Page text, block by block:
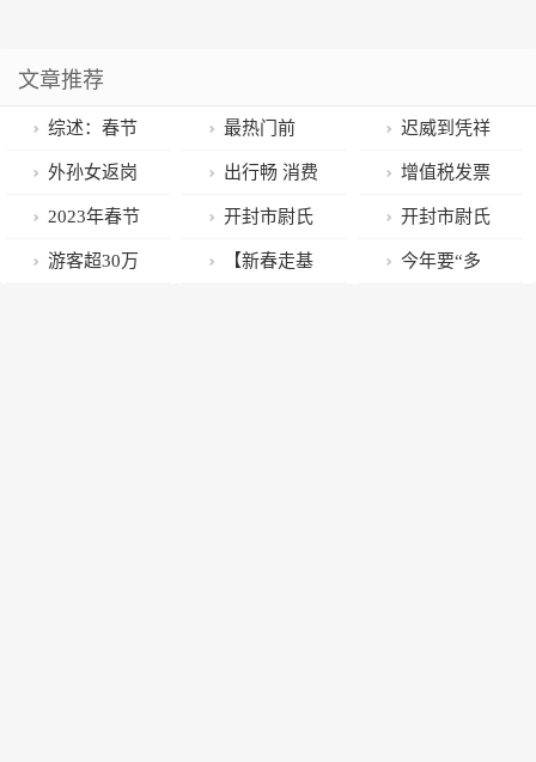
文章推荐
综述：春节
假期中国公民
境外游提振全
球复苏信心
最热门前
三，广州上
榜！
迟威到凭祥
市开展春节慰
问及调研口岸
通关工作
外孙女返岗
工作姥爷不舍
抹泪 踉跄跑去
出行畅 消费
旺 暖意浓——
2023年春节黄
增值税发票
数据显示：春
节假期消费平
2023年春节
假期国内旅游
开封市尉氏
县朱曲镇开展
开封市尉氏
县朱曲镇积极
游客超30万 【新春走基 今年要“多